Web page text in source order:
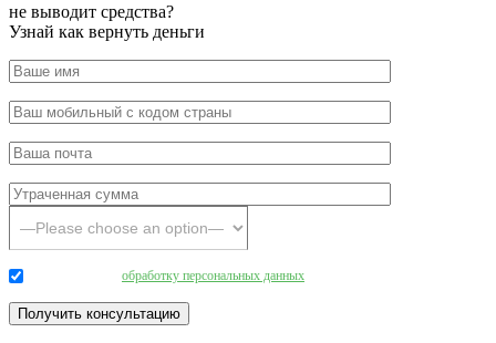
не выводит средства?
Узнай как вернуть деньги
обработку персональных данных